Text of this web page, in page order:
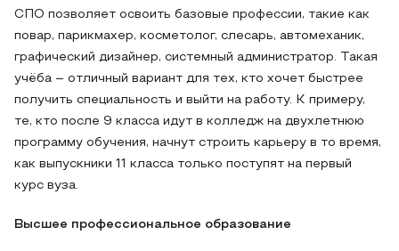
СПО позволяет освоить базовые профессии, такие как
повар, парикмахер, косметолог, слесарь, автомеханик,
графический дизайнер, системный администратор. Такая
учёба – отличный вариант для тех, кто хочет быстрее
получить специальность и выйти на работу. К примеру,
те, кто после 9 класса идут в колледж на двухлетнюю
программу обучения, начнут строить карьеру в то время,
как выпускники 11 класса только поступят на первый
курс вуза.
Высшее профессиональное образование